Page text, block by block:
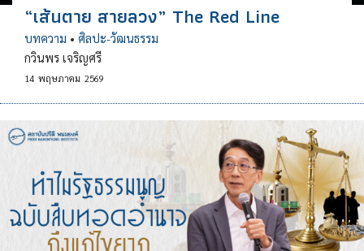
“เส้นตาย สายลวง” The Red Line
บทความ • ศิลปะ-วัฒนธรรม
กวินพร เจริญศรี
14 พฤษภาคม 2569